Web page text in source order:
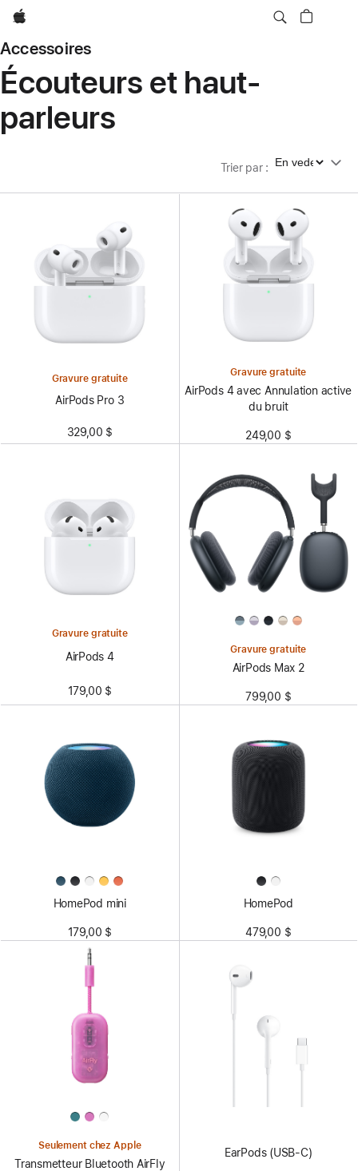
Apple
Accessoires
Écouteurs et haut-
parleurs
Trier par : Trier par
Gravure gratuite
AirPods Pro 3
329,00 $
Gravure gratuite
AirPods 4 avec Annulation active
du bruit
249,00 $
Gravure gratuite
AirPods 4
179,00 $
Gravure gratuite
AirPods Max 2
799,00 $
HomePod mini
179,00 $
HomePod
479,00 $
Seulement chez Apple
Transmetteur Bluetooth AirFly
EarPods (USB-C)